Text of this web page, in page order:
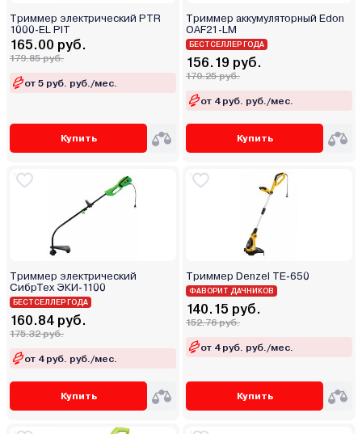
Триммер электрический PTR
1000-EL PIT
165.00 руб.
179.85 руб.
от 5 руб. руб./мес.
Купить
Триммер аккумуляторный Edon
OAF21-LM
БЕСТСЕЛЛЕР ГОДА
156.19 руб.
170.25 руб.
от 4 руб. руб./мес.
Купить
Триммер электрический
СибрТех ЭКИ-1100
БЕСТСЕЛЛЕР ГОДА
160.84 руб.
175.32 руб.
от 4 руб. руб./мес.
Купить
Триммер Denzel TE-650
ФАВОРИТ ДАЧНИКОВ
140.15 руб.
152.76 руб.
от 4 руб. руб./мес.
Купить